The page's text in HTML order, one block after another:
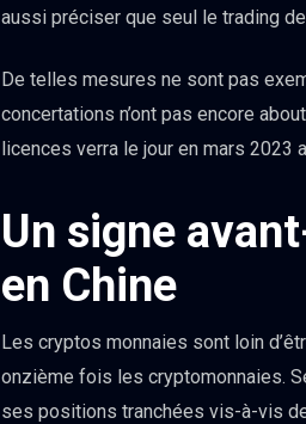
aussi préciser que seul le trading
De telles mesures ne sont pas
concertations n’ont pas encore
licences verra le jour en mars 2023
Un signe
en Chine
Les cryptos monnaies sont loin
onzième fois les cryptomonnaies.
ses positions tranchées vis-à-vis